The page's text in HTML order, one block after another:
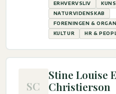
ERHVERVSLIV
NATURVIDENSKAB
FORENINGEN &
KULTUR
HR &
SC
Stine Louise
Christierson